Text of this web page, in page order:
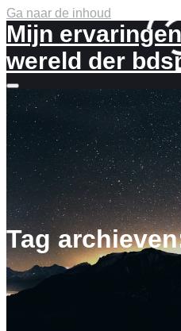
Ga naar de inhoud
Mijn
wereld der
Meer
info
Tag